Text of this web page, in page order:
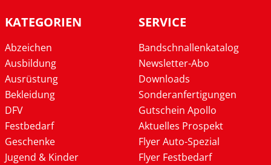
KATEGORIEN
Abzeichen
Ausbildung
Ausrüstung
Bekleidung
DFV
Festbedarf
Geschenke
Jugend & Kinder
SERVICE
Bandschnallenkatalog
Newsletter-Abo
Downloads
Sonderanfertigungen
Gutschein Apollo
Aktuelles Prospekt
Flyer Auto-Spezial
Flyer Festbedarf